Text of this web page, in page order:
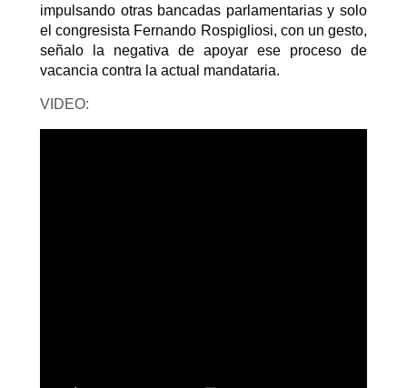
impulsando otras bancadas parlamentarias y solo
el congresista Fernando Rospigliosi, con un gesto,
señalo la negativa de apoyar ese proceso de
vacancia contra la actual mandataria.
VIDEO: